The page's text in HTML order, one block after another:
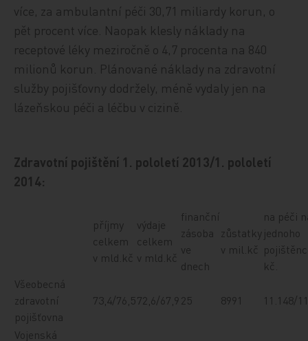
více, za ambulantní péči 30,71 miliardy korun, o
pět procent více. Naopak klesly náklady na
receptové léky meziročně o 4,7 procenta na 840
milionů korun. Plánované náklady na zdravotní
služby pojišťovny dodržely, méně vydaly jen na
lázeňskou péči a léčbu v cizině.
Zdravotní pojištění 1. pololetí 2013/1. pololetí
2014:
příjmy
celkem
v mld.kč
výdaje
celkem
v mld.kč
finanční
zásoba
ve
dnech
zůstatky
v mil.kč
na péči
jednoho
kč.
Všeobecná
zdravotní
pojišťovna
73,4/76,572,6/67,925 8991 11.148/
Vojenská